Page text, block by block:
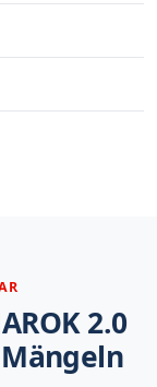
2.0